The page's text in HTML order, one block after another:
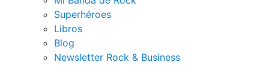
Superhéroes
Libros
Blog
Newsletter Rock & Business